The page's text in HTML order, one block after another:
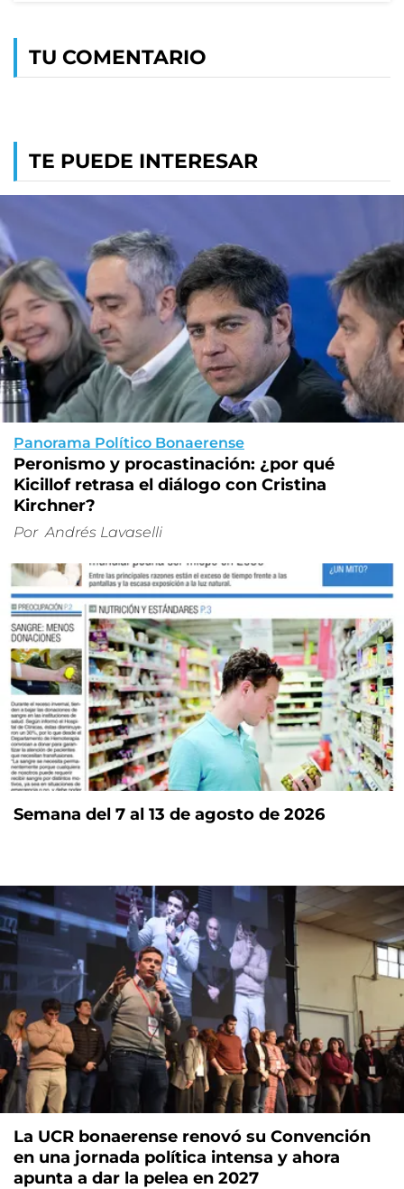
TU COMENTARIO
TE PUEDE INTERESAR
Panorama Político Bonaerense
Peronismo y procastinación: ¿por qué
Kicillof retrasa el diálogo con Cristina
Kirchner?
Por Andrés Lavaselli
Semana del 7 al 13 de agosto de 2026
La UCR bonaerense renovó su Convención
en una jornada política intensa y ahora
apunta a dar la pelea en 2027